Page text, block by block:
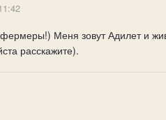
Меня зовут Адилет и
расскажите).